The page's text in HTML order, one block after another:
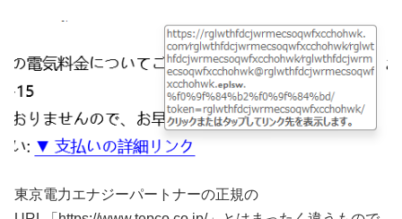
東京電力エナジーパートナーの正規の